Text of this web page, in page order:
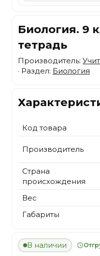
Биология. 9
тетрадь
Производитель:
· Раздел: Биология
Код товара
Производитель
Страна
происхождения
Вес
Габариты
В наличии